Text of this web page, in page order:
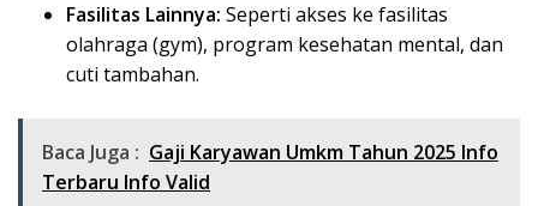
Fasilitas Lainnya: Seperti akses ke fasilitas
olahraga (gym), program kesehatan mental, dan
cuti tambahan.
Baca Juga : Gaji Karyawan Umkm Tahun 2025 Info
Terbaru Info Valid